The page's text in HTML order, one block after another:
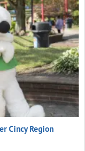
Cincy Region